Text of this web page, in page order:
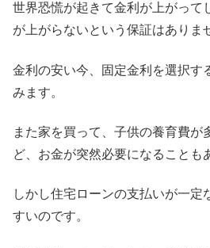
世界恐慌が起きて金利が上がって
が上がらないという保証はありま
金利の安い今、固定金利を選択す
みます。
また家を買って、子供の養育費が
ど、お金が突然必要になることも
しかし住宅ローンの支払いが一定
すいのです。